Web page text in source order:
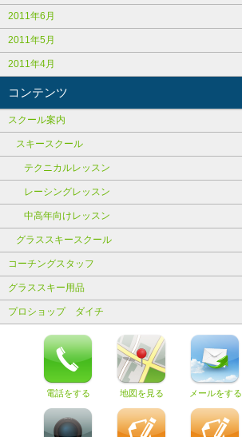
2011年6月
2011年5月
2011年4月
コンテンツ
スクール案内
スキースクール
テクニカルレッスン
レーシングレッスン
中高年向けレッスン
グラススキースクール
コーチングスタッフ
グラススキー用品
プロショップ ダイチ
電話をする 地図を見る メールをする